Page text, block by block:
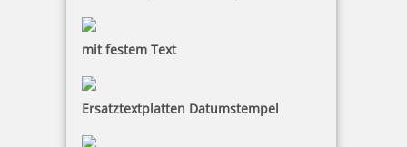
mit festem Text
Ersatztextplatten Datumstempel